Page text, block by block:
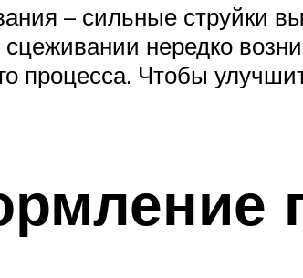
– сильные струйки
нередко
процесса. Чтобы